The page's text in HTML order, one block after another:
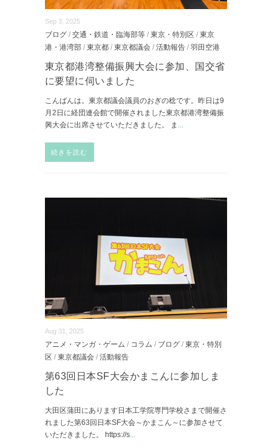
Sep 3, 2025
ブログ / 交通・鉄道・臨海部等 / 東京・特別区 / 東京
港・港湾部 / 東京都 / 東京都議会 / 活動報告 / 羽田空港
東京都港湾整備振興大会に参加、国交省
に要望に伺いました
こんばんは。東京都議会議員のおぎの稔です。昨日は9
月2日に経団連会館で開催されました東京都港湾整備振
興大会に出席させていただきました。 ま
続きを読む
Aug 31, 2025
アニメ・マンガ・ゲーム / コラム / ブログ / 東京・特別
区 / 東京都議会 / 活動報告
第63回日本SF大会かまこんに参加しま
した
大田区蒲田にあります日本工学院専門学校さまで開催さ
れました第63回日本SF大会～かまこん～に参加させて
いただきました。 https://s